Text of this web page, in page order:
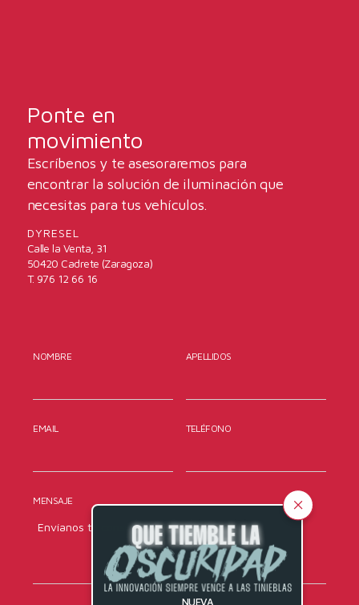
NUEVA
Ponte en
movimiento
Escríbenos y te asesoraremos para
encontrar la solución de iluminación que
necesitas para tus vehículos.
DYRESEL
Calle la Venta, 31
50420 Cadrete (Zaragoza)
T. 976 12 66 16
NOMBRE APELLIDOS
EMAIL TELÉFONO
MENSAJE